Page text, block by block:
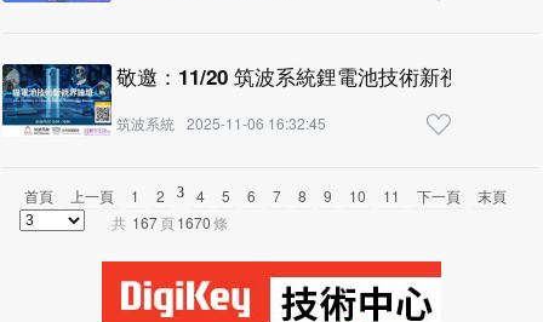
敬邀：11/20 筑波系統鋰電池技術新視界論壇
筑波系統 2025-11-06 16:32:45
首頁 上一頁 1 2 3 4 5 6 7 8 9 10 11 下一頁
末頁
共 167頁 1670條